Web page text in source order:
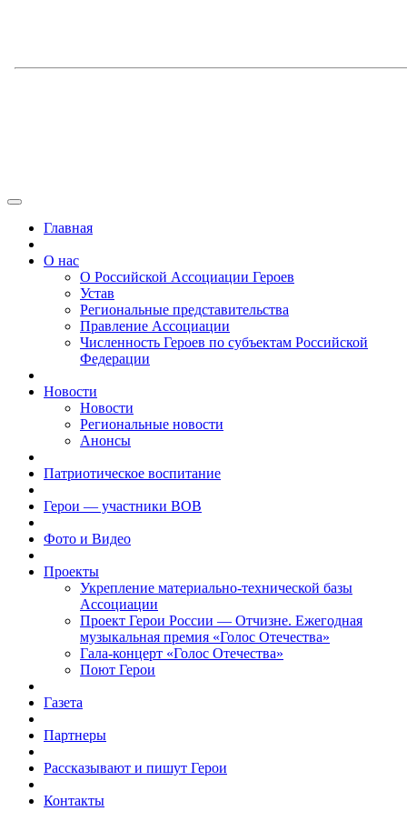
Главная
О нас
О Российской Ассоциации Героев
Устав
Региональные представительства
Правление Ассоциации
Численность Героев по субъектам Российской
Федерации
Новости
Новости
Региональные новости
Анонсы
Патриотическое воспитание
Герои — участники ВОВ
Фото и Видео
Проекты
Укрепление материально-технической базы
Ассоциации
Проект Герои России — Отчизне. Ежегодная
музыкальная премия «Голос Отечества»
Гала-концерт «Голос Отечества»
Поют Герои
Газета
Партнеры
Рассказывают и пишут Герои
Контакты